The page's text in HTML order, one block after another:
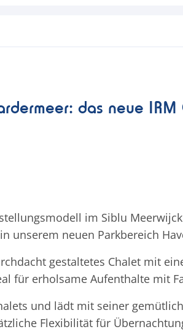
das neue IRM
im Siblu
unserem neuen Parkbereich
gestaltetes Chalet mit
für erholsame Aufenthalte mit
und lädt mit seiner
Flexibilität für